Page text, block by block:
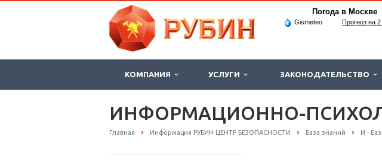
Погода в Москве
Gismeteo Прогноз на
КОМПАНИЯ УСЛУГИ ЗАКОНОДАТЕЛЬСТВО
ИНФОРМАЦИОННО-
Главная Информация РУБИН ЦЕНТР БЕЗОПАСНОСТИ База знаний И -